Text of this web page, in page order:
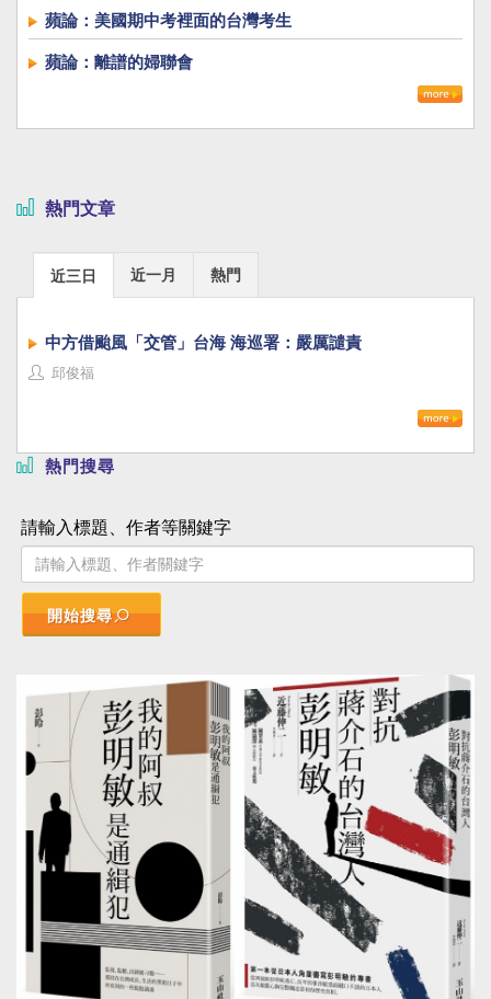
蘋論：美國期中考裡面的台灣考生
蘋論：離譜的婦聯會
熱門文章
近三日 近一月 熱門
中方借颱風「交管」台海 海巡署：嚴厲譴責
邱俊福
熱門搜尋
請輸入標題、作者等關鍵字
開始搜尋